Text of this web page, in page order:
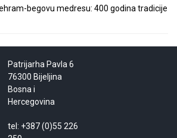
begovu medresu: 400 godina tradicije
Patrijarha Pavla 6
76300 Bijeljina
Bosna i
Hercegovina
tel: +387 (0)55 226